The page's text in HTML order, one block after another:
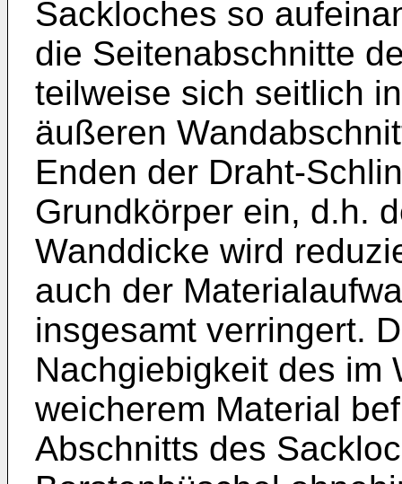
Sackloches so
die Seitenabschnitte
teilweise sich seitlich
äußeren
Enden der Draht-
Grundkörper ein, d.h.
Wanddicke wird
auch der
insgesamt verringert.
Nachgiebigkeit des im
weicherem Material
Abschnitts des